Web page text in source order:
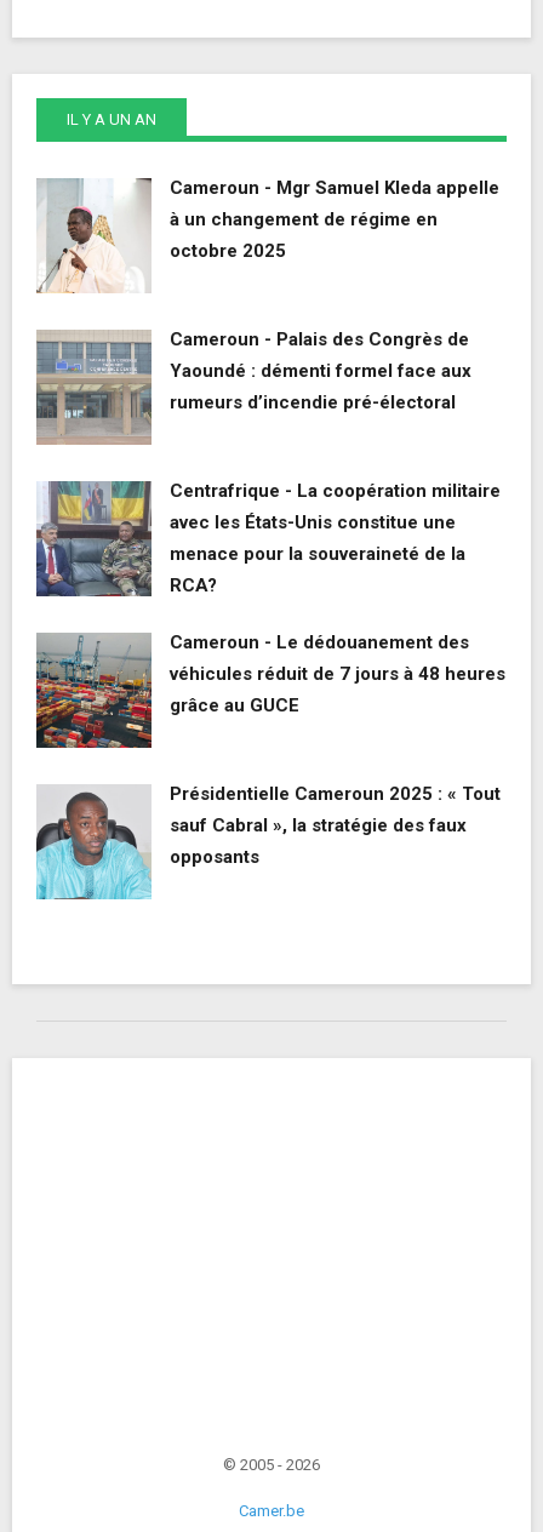
IL Y A UN AN
Cameroun - Mgr Samuel Kleda appelle
à un changement de régime en
octobre 2025
Cameroun - Palais des Congrès de
Yaoundé : démenti formel face aux
rumeurs d’incendie pré-électoral
Centrafrique - La coopération militaire
avec les États-Unis constitue une
menace pour la souveraineté de la
RCA?
Cameroun - Le dédouanement des
véhicules réduit de 7 jours à 48 heures
grâce au GUCE
Présidentielle Cameroun 2025 : « Tout
sauf Cabral », la stratégie des faux
opposants
© 2005 - 2026
Camer.be